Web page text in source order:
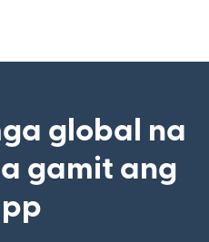
global na
gamit ang